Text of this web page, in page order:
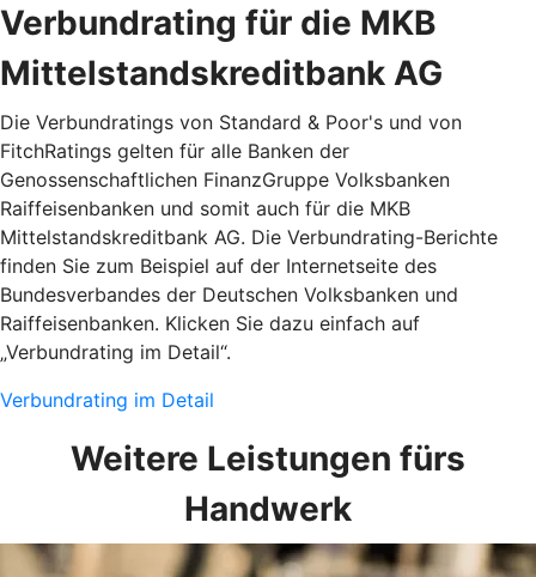
Verbundrating für die MKB
Mittelstandskreditbank AG
Die Verbundratings von Standard & Poor's und von
FitchRatings gelten für alle Banken der
Genossenschaftlichen FinanzGruppe Volksbanken
Raiffeisenbanken und somit auch für die MKB
Mittelstandskreditbank AG. Die Verbundrating-Berichte
finden Sie zum Beispiel auf der Internetseite des
Bundesverbandes der Deutschen Volksbanken und
Raiffeisenbanken. Klicken Sie dazu einfach auf
„Verbundrating im Detail“.
Verbundrating im Detail
Weitere Leistungen fürs
Handwerk